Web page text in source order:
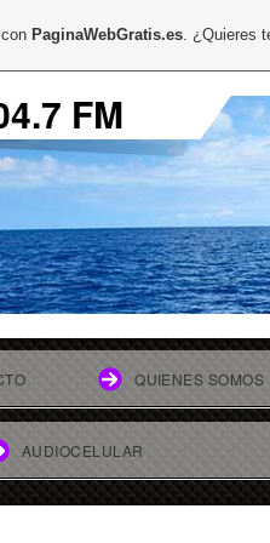
FM
QUIENES SOMOS
AUDIOCELULAR
PaginaWebGratis.es. ¿Quieres